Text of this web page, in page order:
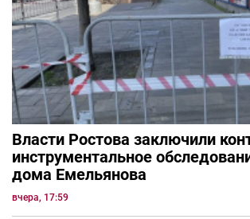
Власти Ростова заключили
инструментальное
дома Емельянова
вчера, 17:59